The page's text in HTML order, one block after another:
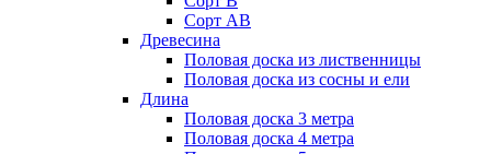
Сорт АВ
Древесина
Половая доска из лиственницы
Половая доска из сосны и ели
Длина
Половая доска 3 метра
Половая доска 4 метра